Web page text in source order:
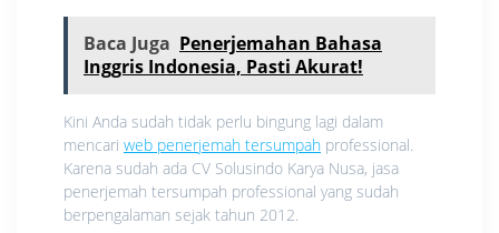
Baca Juga Penerjemahan Bahasa
Inggris Indonesia, Pasti Akurat!
Kini Anda sudah tidak perlu bingung lagi dalam
mencari web penerjemah tersumpah professional.
Karena sudah ada CV Solusindo Karya Nusa, jasa
penerjemah tersumpah professional yang sudah
berpengalaman sejak tahun 2012.